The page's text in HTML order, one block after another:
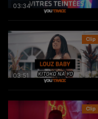
03:34
03:51
Clip
Clip